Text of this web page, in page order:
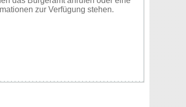
zur Verfügung stehen.